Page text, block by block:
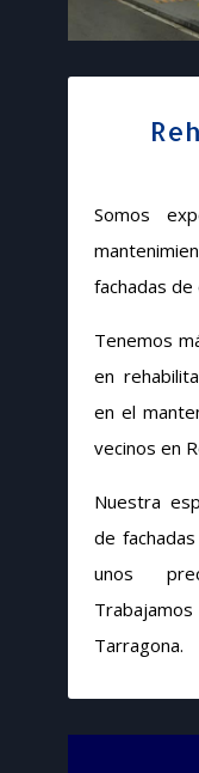
Somos
fachadas
Tenemos
en
en el
vecinos en
Nuestra
de
unos
Tarragona.